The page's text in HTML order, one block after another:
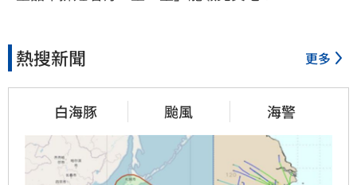
熱搜新聞 更多
白海豚 颱風 海警